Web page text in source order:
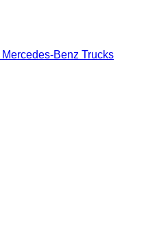
Mercedes-Benz Trucks